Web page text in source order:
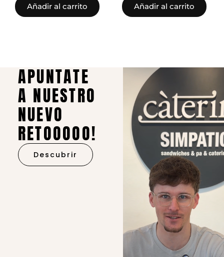
Añadir al carrito Añadir al carrito
APUNTATE
A NUESTRO
NUEVO
RETOOOOO!
Descubrir